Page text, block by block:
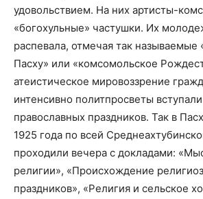
удовольствием. На них артисты-
«богохульные» частушки. Их
распевала, отмечая так
Пасху» или «комсомольское
атеистическое мировоззрение
интенсивно политпросветы
православных праздников. Так в
1925 года по всей
проходили вечера с докладами:
религии», «Происхождение
праздников», «Религия и сельское